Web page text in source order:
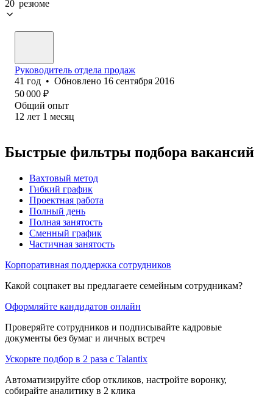
20 резюме
Руководитель отдела продаж
41 год • Обновлено 16 сентября 2016
50 000 ₽
Общий опыт
12 лет 1 месяц
Быстрые фильтры подбора вакансий
Вахтовый метод
Гибкий график
Проектная работа
Полный день
Полная занятость
Сменный график
Частичная занятость
Корпоративная поддержка сотрудников
Какой соцпакет вы предлагаете семейным сотрудникам?
Оформляйте кандидатов онлайн
Проверяйте сотрудников и подписывайте кадровые
документы без бумаг и личных встреч
Ускорьте подбор в 2 раза с Talantix
Автоматизируйте сбор откликов, настройте воронку,
собирайте аналитику в 2 клика